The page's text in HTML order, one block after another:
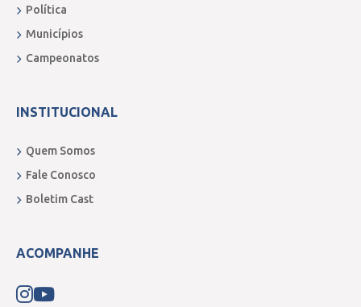
Política
Municípios
Campeonatos
INSTITUCIONAL
Quem Somos
Fale Conosco
Boletim Cast
ACOMPANHE